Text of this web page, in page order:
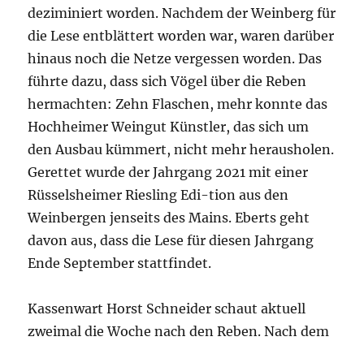
deziminiert worden. Nachdem der Weinberg für
die Lese entblättert worden war, waren darüber
hinaus noch die Netze vergessen worden. Das
führte dazu, dass sich Vögel über die Reben
hermachten: Zehn Flaschen, mehr konnte das
Hochheimer Weingut Künstler, das sich um
den Ausbau kümmert, nicht mehr herausholen.
Gerettet wurde der Jahrgang 2021 mit einer
Rüsselsheimer Riesling Edi-tion aus den
Weinbergen jenseits des Mains. Eberts geht
davon aus, dass die Lese für diesen Jahrgang
Ende September stattfindet.
Kassenwart Horst Schneider schaut aktuell
zweimal die Woche nach den Reben. Nach dem